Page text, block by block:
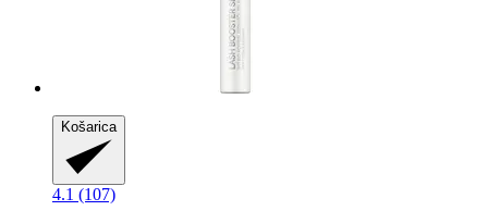
Košarica
4.1 (107)